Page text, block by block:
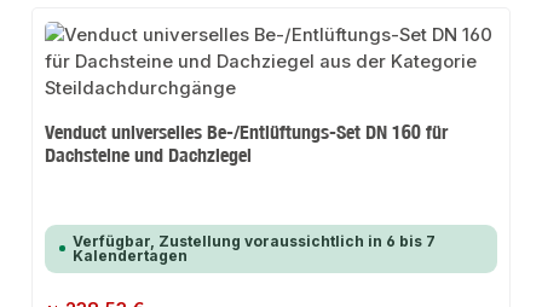
Venduct universelles Be-/Entlüftungs-Set DN 160 für
Dachsteine und Dachziegel
Verfügbar, Zustellung voraussichtlich in 6 bis 7
Kalendertagen
Regulärer Preis: